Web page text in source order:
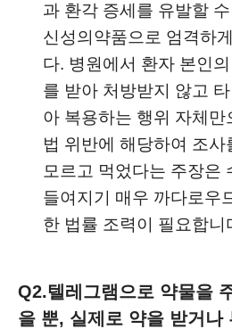
과 환각 증세를 유발할
신성의약품으로 엄격하
다. 병원에서 환자 본인
를 받아 처방받지 않고
아 복용하는 행위 자체만
법 위반에 해당하여 조
모르고 먹었다는 주장은
들여지기 매우 까다로우
한 법률 조력이 필요합니
Q2.텔레그램으로 약물을
을 뿐, 실제로 약을 받거나